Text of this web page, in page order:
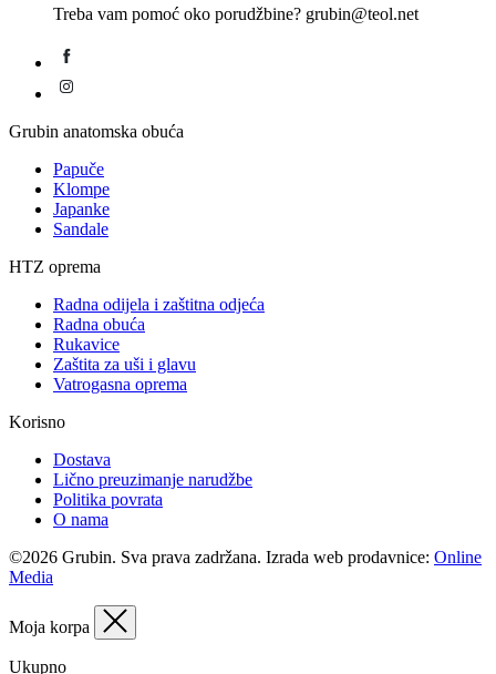
Treba vam pomoć oko porudžbine? grubin@teol.net
Grubin anatomska obuća
Papuče
Klompe
Japanke
Sandale
HTZ oprema
Radna odijela i zaštitna odjeća
Radna obuća
Rukavice
Zaštita za uši i glavu
Vatrogasna oprema
Korisno
Dostava
Lično preuzimanje narudžbe
Politika povrata
O nama
©2026 Grubin. Sva prava zadržana. Izrada web prodavnice: Online
Media
Moja korpa
Ukupno